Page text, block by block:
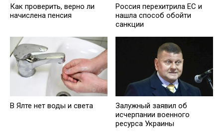
Как проверить, верно ли
начислена пенсия
Россия перехитрила EC и
нашла способ обойти
санкции
В Ялте нет воды и света
Залужный заявил об
исчерпании военного
ресурса Украины